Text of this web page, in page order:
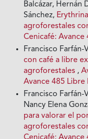
Balcázar, Hernán
Sánchez,
agroforestales
Cenicafé: Avance
Francisco Farfán-
con café a libre
agroforestales ,
Avance 485 Libre
Francisco Farfán-
Nancy Elena
para valorar el
agroforestales